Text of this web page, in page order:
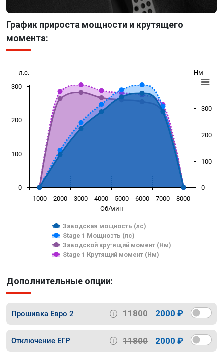
График прироста мощности и крутящего
момента:
Об/мин
л.с. Нм
Заводская мощность (лс)
Stage 1 Мощность (лс)
Заводской крутящий момент (Нм)
Stage 1 Крутящий момент (Нм)
1000 2000 3000 4000 5000 6000 7000 8000
0
100
200
300
0
100
200
300
Дополнительные опции:
Прошивка Евро 2 11800 2000 ₽
Отключение ЕГР 11800 2000 ₽